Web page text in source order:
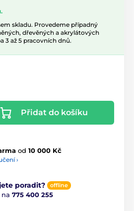
skladu. Provedeme případný
dřevěných a akrylátových
3 až 5 pracovních dnů.
Přidat do košíku
od 10 000 Kč
›
poradit? offline
775 400 255